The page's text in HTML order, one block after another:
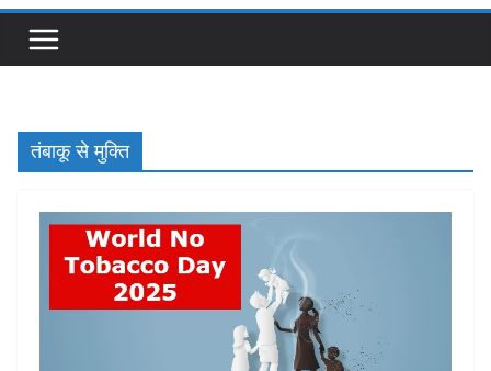
तंबाकू से मुक्ति